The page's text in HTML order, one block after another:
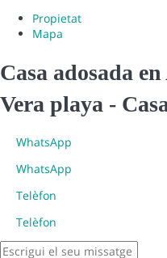
Propietat
Mapa
Casa adosada
Vera playa -
WhatsApp
WhatsApp
Telèfon
Telèfon